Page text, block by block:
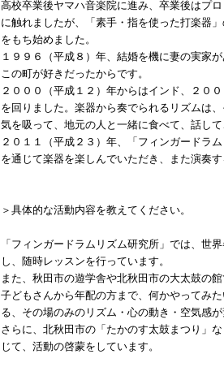
高校卒業後ヤマハ音楽院に進み、卒業後はプ
に触れましたが、「素手・指を使った打楽器
をもち始めました。
１９９６（平成８）年、結婚を機に妻の実家
この町が好きだったからです。
２０００（平成１２）年からはインド、２０
を回りました。楽器から奏でられるリズムは
気を吸って、地元の人と一緒に食べて、話し
２０１１（平成２３）年、「フィンガードラ
を通じて楽器を楽しんでいただき、また演奏
＞具体的な活動内容を教えてください。
「フィンガードラムリズム研究所」では、世
し、随時レッスンを行っています。
また、秋田市の遊学舎や北秋田市の大太鼓の
子どもさんから年配の方まで、何かやってみ
る、その場のみのリズム・心の動き・空気感
さらに、北秋田市の「たかのす太鼓まつり」
じて、活動の啓蒙をしています。